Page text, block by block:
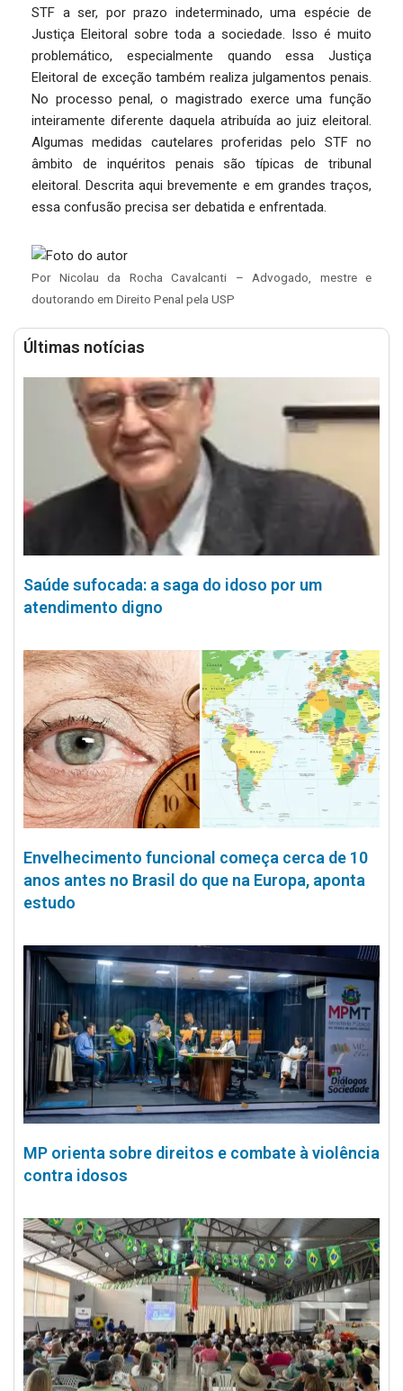
STF a ser, por prazo indeterminado, uma espécie de
Justiça Eleitoral sobre toda a sociedade. Isso é muito
problemático, especialmente quando essa Justiça
Eleitoral de exceção também realiza julgamentos penais.
No processo penal, o magistrado exerce uma função
inteiramente diferente daquela atribuída ao juiz eleitoral.
Algumas medidas cautelares proferidas pelo STF no
âmbito de inquéritos penais são típicas de tribunal
eleitoral. Descrita aqui brevemente e em grandes traços,
essa confusão precisa ser debatida e enfrentada.
Por Nicolau da Rocha Cavalcanti – Advogado, mestre e
doutorando em Direito Penal pela USP
Últimas notícias
Saúde sufocada: a saga do idoso por um
atendimento digno
Envelhecimento funcional começa cerca de 10
anos antes no Brasil do que na Europa, aponta
estudo
MP orienta sobre direitos e combate à violência
contra idosos